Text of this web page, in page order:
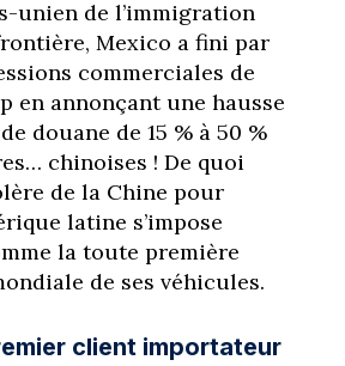
unien de l’immigration
Mexico a fini par
commerciales de
en annonçant une hausse
douane de 15 % à 50 %
chinoises ! De quoi
de la Chine pour
latine s’impose
la toute première
de ses véhicules.
client importateur